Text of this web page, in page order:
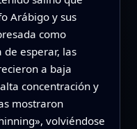
Arábigo y sus
como
esperar, las
a baja
concentración y
mostraron
volviéndose